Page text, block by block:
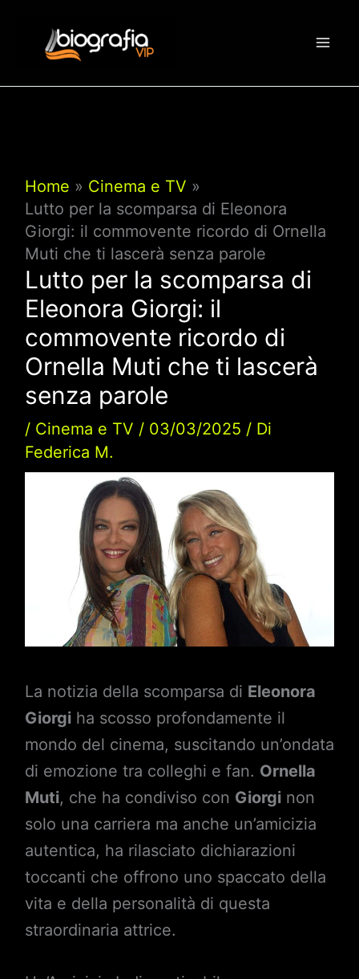
contenuto
Home
Cinema e TV
Lutto per la scomparsa di Eleonora
Giorgi: il commovente ricordo di Ornella
Muti che ti lascerà senza parole
Lutto per la scomparsa di
Eleonora Giorgi: il
commovente ricordo di
Ornella Muti che ti lascerà
senza parole
/ Cinema e TV / 03/03/2025 / Di
Federica M.
La notizia della scomparsa di Eleonora
Giorgiha scosso profondamente il
mondo del cinema, suscitando un’ondata
di emozione tra colleghi e fan. Ornella
Muti, che ha condiviso con Giorginon
solo una carriera ma anche un’amicizia
autentica, ha rilasciato dichiarazioni
toccanti che offrono uno spaccato della
vita e della personalità di questa
straordinaria attrice.